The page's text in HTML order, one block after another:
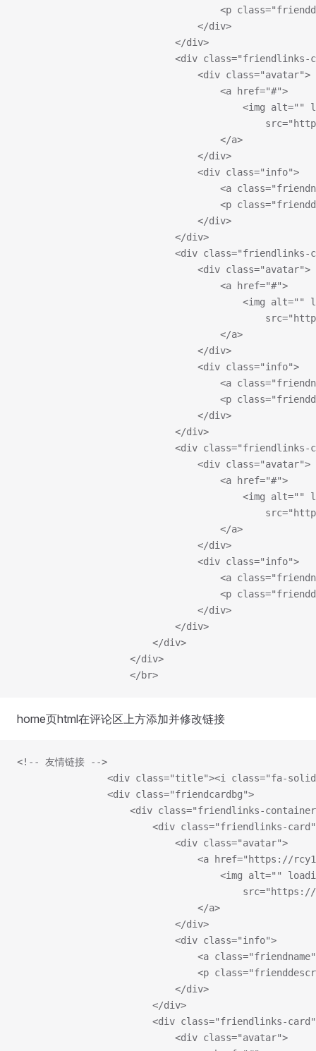
<p
                                </div>
                            </div>
<div class="friendlinks-
                                <div class="avatar">
                                    <a href="#">
<img alt=""
                                    </a>
                                </div>
                                <div class="info">
<a
<p
                                </div>
                            </div>
<div class="friendlinks-
                                <div class="avatar">
                                    <a href="#">
<img alt=""
                                    </a>
                                </div>
                                <div class="info">
<a
<p
                                </div>
                            </div>
<div class="friendlinks-
                                <div class="avatar">
                                    <a href="#">
<img alt=""
                                    </a>
                                </div>
                                <div class="info">
<a
<p
                                </div>
                            </div>
                        </div>
                    </div>
                    </br>
home页html在评论区上方添加并修改链接
<!-- 友情链接 -->
<div class="title"><i class="fa-
				<div class="friendcardbg">
<div class="friendlinks-
<div class="friendlinks-
							<div class="avatar">
<a
<img
								</a>
							</div>
							<div class="info">
<a
<p
							</div>
						</div>
<div class="friendlinks-
							<div class="avatar">